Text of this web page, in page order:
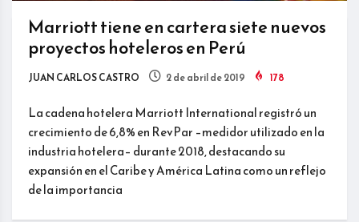
Marriott tiene en cartera siete nuevos
proyectos hoteleros en Perú
JUAN CARLOS CASTRO 2 de abril de 2019 178
La cadena hotelera Marriott International registró un
crecimiento de 6,8% en RevPar –medidor utilizado en la
industria hotelera– durante 2018, destacando su
expansión en el Caribe y América Latina como un reflejo
de la importancia